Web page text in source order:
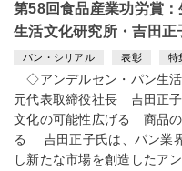
第58回食品産業功労賞
生活文化研究所・吉田
パン・シリアル 表彰 特
◇アンデルセン・パン生
元代表取締役社長 吉田正
文化の可能性広げる 商品
る 吉田正子氏は、パン業
し新たな市場を創造したア